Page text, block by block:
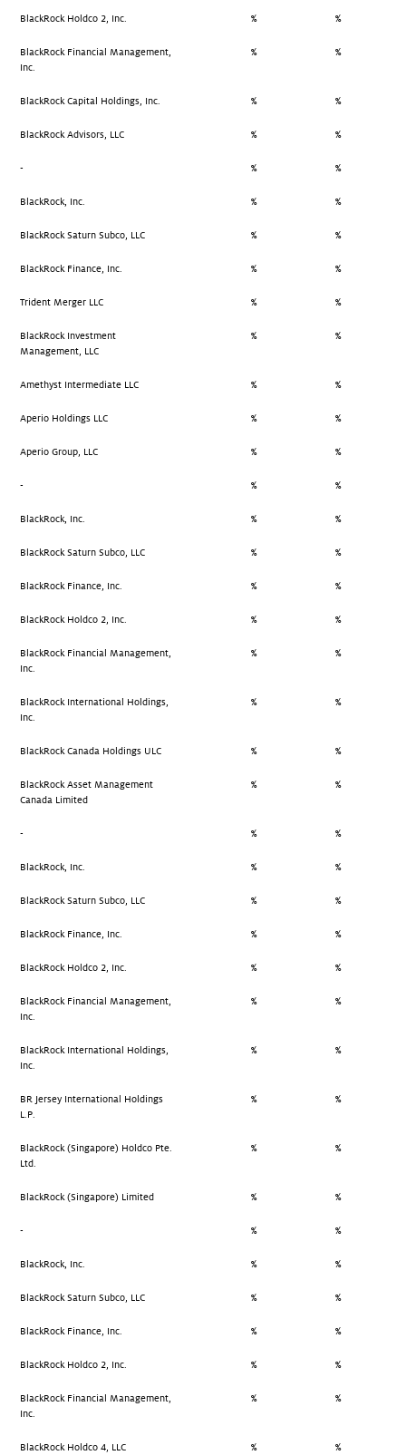
BlackRock Holdco 2, Inc. % %
BlackRock Financial Management,
Inc.
% %
BlackRock Capital Holdings, Inc. % %
BlackRock Advisors, LLC % %
- % %
BlackRock, Inc. % %
BlackRock Saturn Subco, LLC % %
BlackRock Finance, Inc. % %
Trident Merger LLC % %
BlackRock Investment
Management, LLC
% %
Amethyst Intermediate LLC % %
Aperio Holdings LLC % %
Aperio Group, LLC % %
- % %
BlackRock, Inc. % %
BlackRock Saturn Subco, LLC % %
BlackRock Finance, Inc. % %
BlackRock Holdco 2, Inc. % %
BlackRock Financial Management,
Inc.
% %
BlackRock International Holdings,
Inc.
% %
BlackRock Canada Holdings ULC % %
BlackRock Asset Management
Canada Limited
% %
- % %
BlackRock, Inc. % %
BlackRock Saturn Subco, LLC % %
BlackRock Finance, Inc. % %
BlackRock Holdco 2, Inc. % %
BlackRock Financial Management,
Inc.
% %
BlackRock International Holdings,
Inc.
% %
BR Jersey International Holdings
L.P.
% %
BlackRock (Singapore) Holdco Pte.
Ltd.
% %
BlackRock (Singapore) Limited % %
- % %
BlackRock, Inc. % %
BlackRock Saturn Subco, LLC % %
BlackRock Finance, Inc. % %
BlackRock Holdco 2, Inc. % %
BlackRock Financial Management,
Inc.
% %
BlackRock Holdco 4, LLC % %